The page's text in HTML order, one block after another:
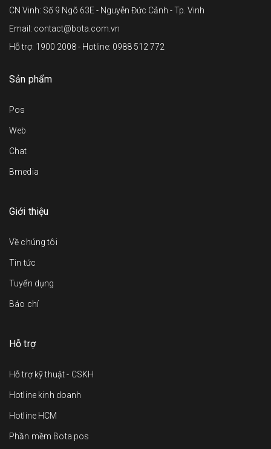
CN Vinh: Số 9 Ngõ 63E - Nguyễn Đức Cảnh - Tp. Vinh
Email: contact@bota.com.vn
Hỗ trợ: 1900 2008 - Hotline: 0988 512 772
Sản phẩm
Pos
Web
Chat
Bmedia
Giới thiệu
Về chúng tôi
Tin tức
Tuyển dụng
Báo chí
Hỗ trợ
Hỗ trợ kỹ thuật - CSKH
Hotline kinh doanh
Hotline HCM
Phần mềm Bota pos